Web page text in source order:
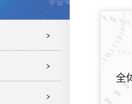
全